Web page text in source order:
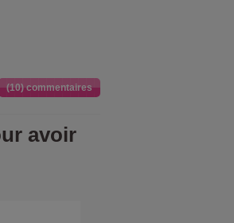
(10) commentaires
avoir